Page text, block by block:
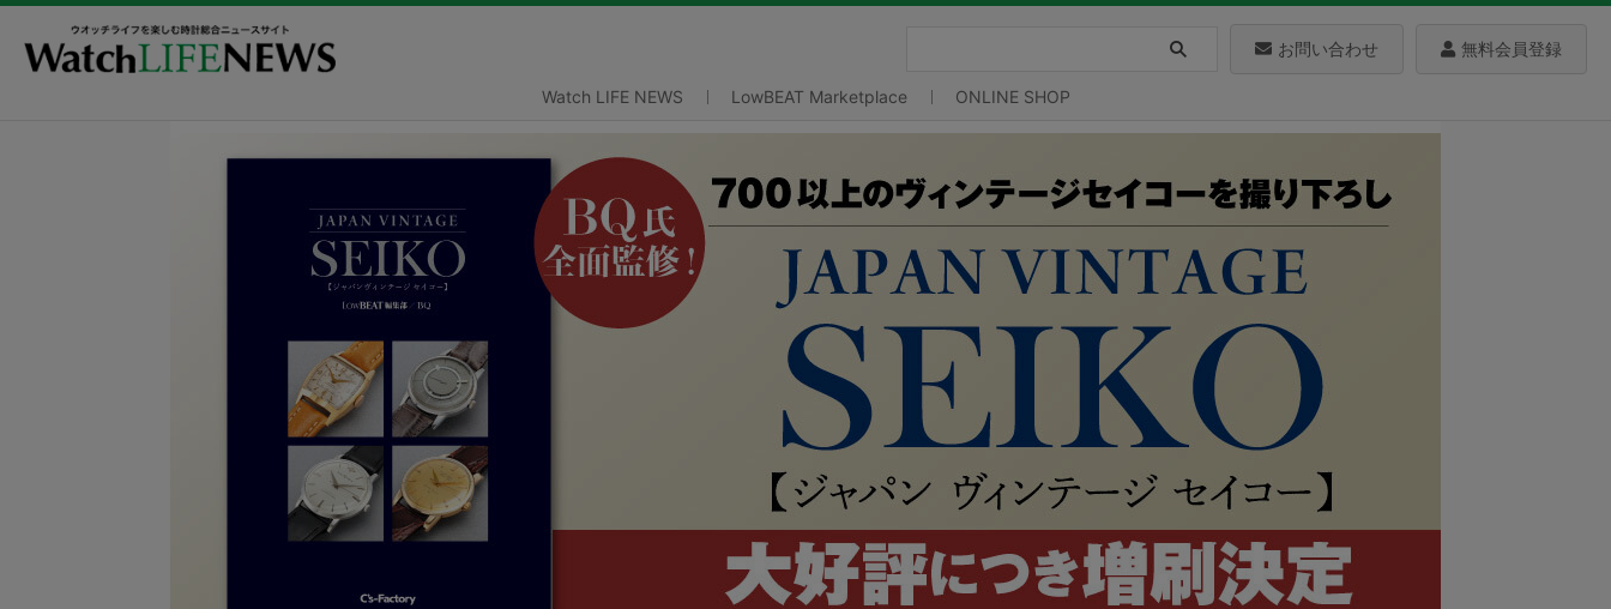
お問い合わせ 無料会員登録
Watch LIFE NEWS LowBEAT Marketplace ONLINE SHOP